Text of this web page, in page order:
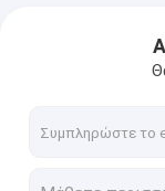
Γύρος